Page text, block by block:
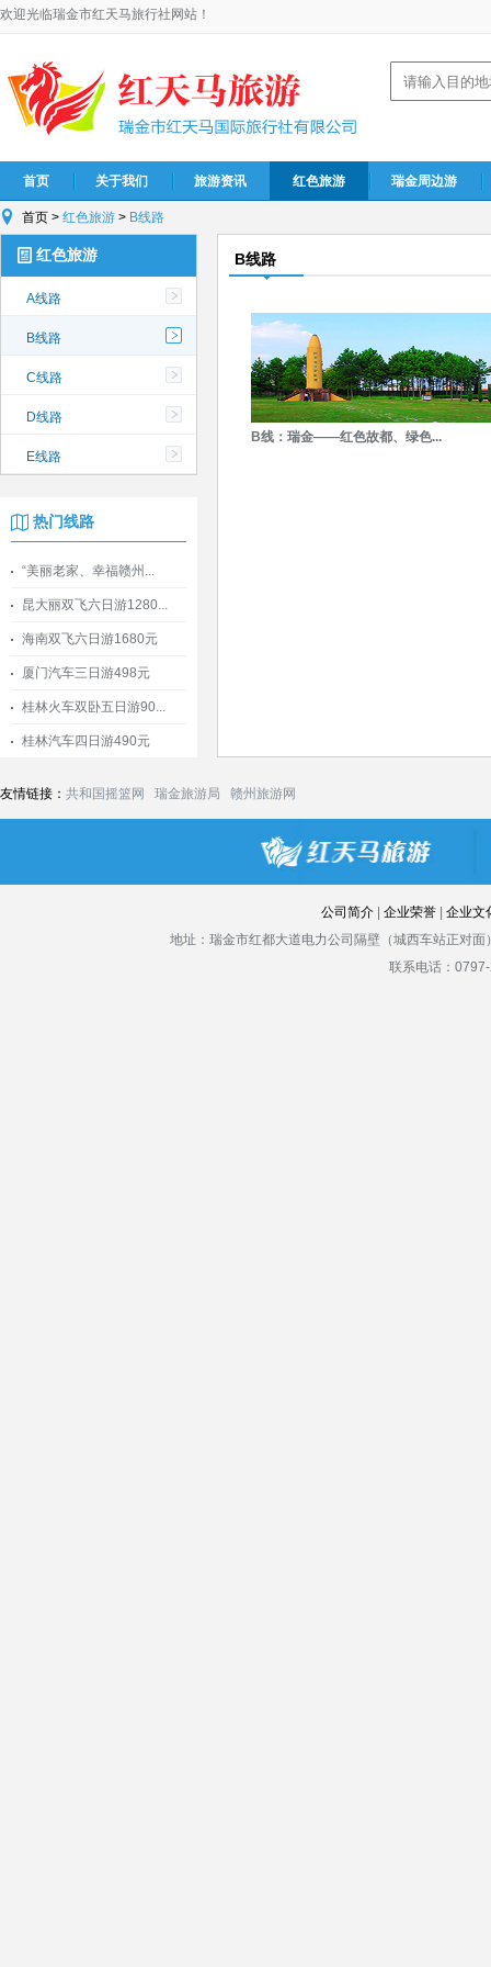
欢迎光临瑞金市红天马旅行社网站！
首页 关于我们 旅游资讯 红色旅游 瑞金周边游
首页 > 红色旅游 > B线路
红色旅游
A线路
B线路
C线路
D线路
E线路
热门线路
“美丽老家、幸福赣州...
昆大丽双飞六日游1280...
海南双飞六日游1680元
厦门汽车三日游498元
桂林火车双卧五日游90...
桂林汽车四日游490元
B线路
B线：瑞金——红色故都、绿色...
友情链接： 共和国摇篮网 瑞金旅游局 赣州旅游网
公司简介 |企业荣誉 |企业文
地址：瑞金市红都大道电力公司隔壁（城西车站正
联系电话：